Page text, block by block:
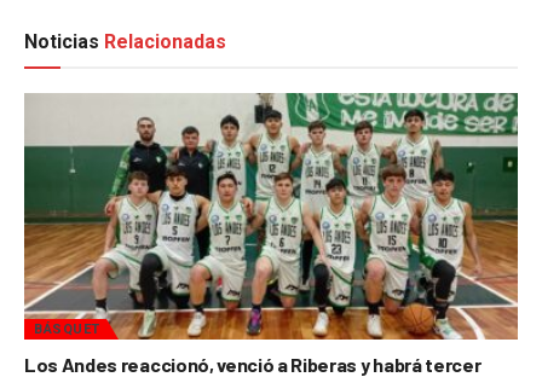
Noticias Relacionadas
BÁSQUET
Los Andes reaccionó, venció a Riberas y habrá tercer